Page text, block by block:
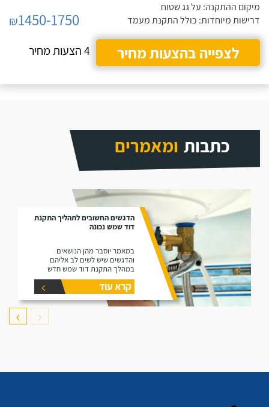
מיקום ההתקנה: על גג שטוח
דרישות מיוחדות: כולל התקנת מעמד
₪1450-1750
לצפייה בהצעות מחיר
4 הצעות מחיר
כתבות ומאמרים
הדגשים החשובים לתהליך התקנת
דוד שמש נכונה
במאמר יוסבר מהן הנושאים
והדגשים שיש לשים לב אליהם
במהלך התקנת דוד שמש חדש
קרא עוד
❮
❯